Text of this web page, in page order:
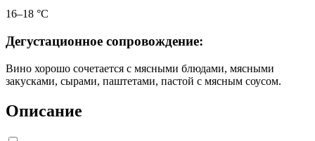
16–18 °C
Дегустационное сопровождение:
Вино хорошо сочетается с мясными блюдами, мясными
закусками, сырами, паштетами, пастой с мясным соусом.
Описание